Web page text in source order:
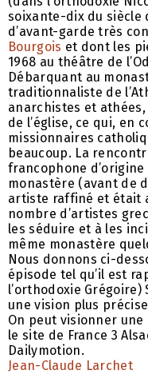
soixante-dix du siècle
d’avant-garde très
Bourgois et dont les
1968 au théâtre de
Débarquant au
traditionnaliste de
anarchistes et
de l’église, ce qui, en
missionnaires
beaucoup. La
francophone
monastère (avant de
artiste raffiné et était
nombre d’artistes
les séduire et à les
même monastère
Nous donnons ci-
épisode tel qu’il est
l’orthodoxie
une vision plus
On peut visionner une
le site de France 3
Dailymotion.
Jean-Claude Larchet